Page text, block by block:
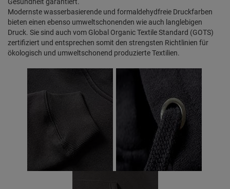
Modernste wasserbasierende und formaldehydfreie Druckfarben
bieten einen ebenso umweltschonenden wie auch langlebigen
Druck. Sie sind auch vom Global Organic Textile Standard (GOTS)
zertifiziert und entsprechen somit den strengsten Richtlinien für
ökologisch und umweltschonend produzierte Textilien.